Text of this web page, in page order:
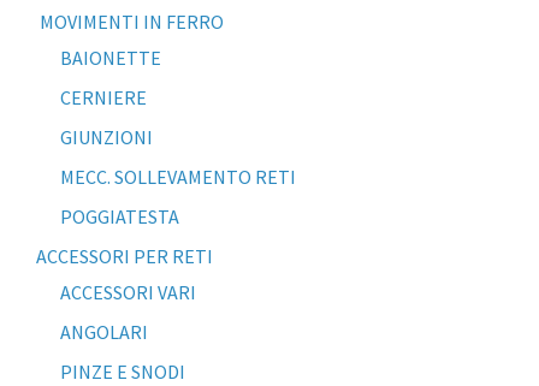
MOVIMENTI IN FERRO
BAIONETTE
CERNIERE
GIUNZIONI
MECC. SOLLEVAMENTO RETI
POGGIATESTA
ACCESSORI PER RETI
ACCESSORI VARI
ANGOLARI
PINZE E SNODI